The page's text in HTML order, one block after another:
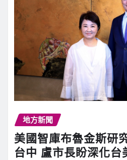
地方新聞
美國智庫布魯金斯研
台中 盧市長盼深化台